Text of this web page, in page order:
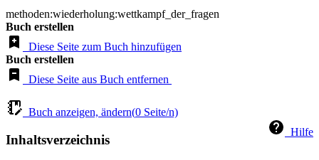
methoden:wiederholung:wettkampf_der_fragen
Buch erstellen
Diese Seite zum Buch hinzufügen
Buch erstellen
Diese Seite aus Buch entfernen
Buch anzeigen, ändern(0 Seite/n)
Hilfe
Inhaltsverzeichnis